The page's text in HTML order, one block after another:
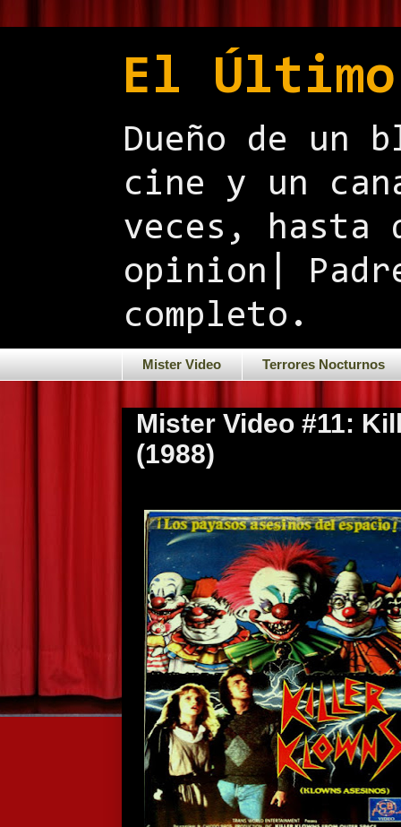
El
Dueño de un
cine y un
veces, hasta
opinion|
completo.
Mister Video Terrores Nocturnos
Mister Video #11:
(1988)